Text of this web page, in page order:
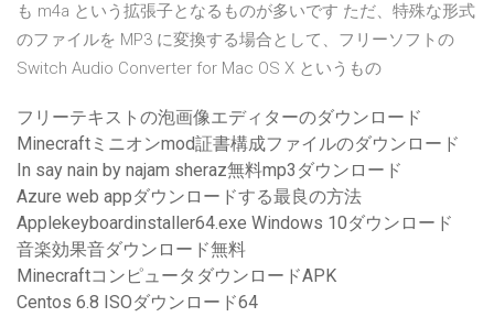
も m4a という拡張子となるものが多いです ただ、特殊な形式
のファイルを MP3 に変換する場合として、フリーソフトの
Switch Audio Converter for Mac OS X というもの
フリーテキストの泡画像エディターのダウンロード
Minecraftミニオンmod証書構成ファイルのダウンロード
In say nain by najam sheraz無料mp3ダウンロード
Azure web appダウンロードする最良の方法
Applekeyboardinstaller64.exe Windows 10ダウンロード
音楽効果音ダウンロード無料
MinecraftコンピュータダウンロードAPK
Centos 6.8 ISOダウンロード64